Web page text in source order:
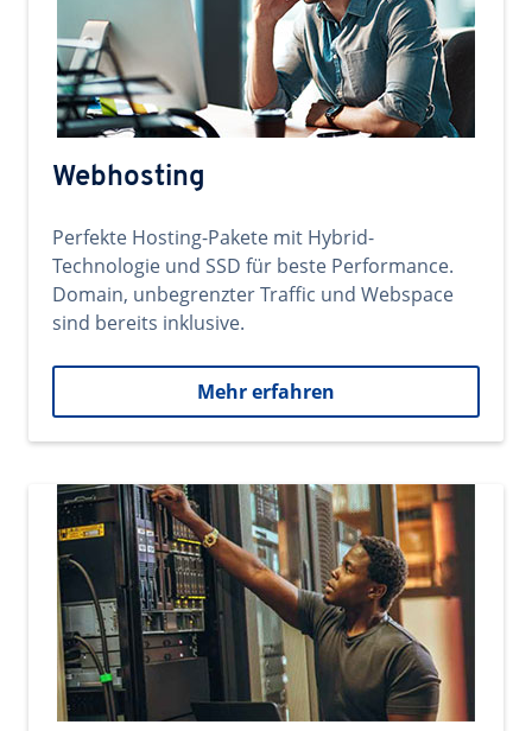
Webhosting
Perfekte Hosting-Pakete mit Hybrid-
Technologie und SSD für beste Performance.
Domain, unbegrenzter Traffic und Webspace
sind bereits inklusive.
Mehr erfahren